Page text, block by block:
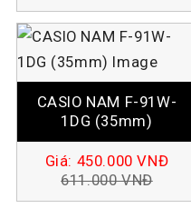
CASIO NAM F-91W-
1DG (35mm)
Giá: 450.000VNĐ
611.000VNĐ